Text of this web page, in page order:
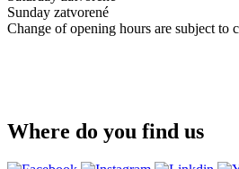
Sunday zatvorené
Change of opening hours are subject to
Where do you find us